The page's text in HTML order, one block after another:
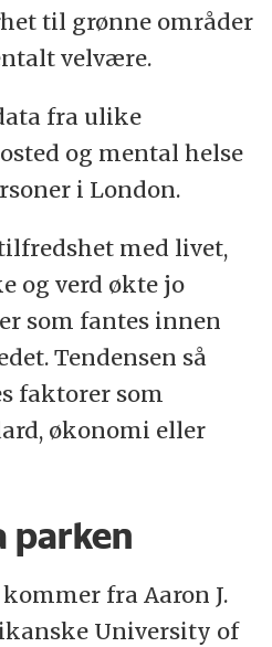
til grønne områder
velvære.
fra ulike
og mental helse
i London.
med livet,
og verd økte jo
som fantes innen
Tendensen så
faktorer som
økonomi eller
parken
fra Aaron J.
University of